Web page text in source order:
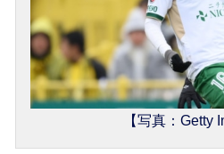
【写真：Getty